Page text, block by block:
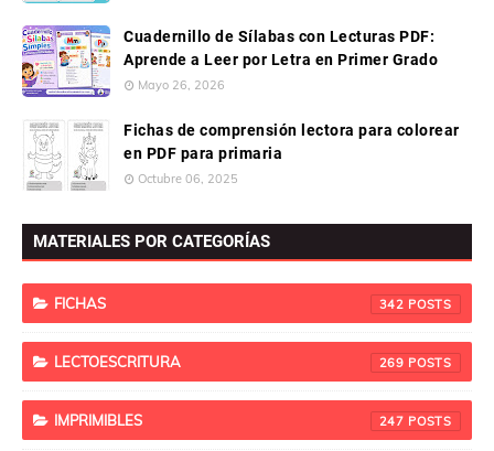
Cuadernillo de Sílabas con Lecturas PDF:
Aprende a Leer por Letra en Primer Grado
Mayo 26, 2026
Fichas de comprensión lectora para colorear
en PDF para primaria
Octubre 06, 2025
MATERIALES POR CATEGORÍAS
FICHAS 342
LECTOESCRITURA 269
IMPRIMIBLES 247